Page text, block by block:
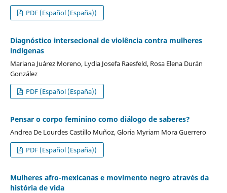
PDF (Español (España))
Diagnóstico intersecional de violência contra mulheres
indígenas
Mariana Juárez Moreno, Lydia Josefa Raesfeld, Rosa Elena Durán
González
PDF (Español (España))
Pensar o corpo feminino como diálogo de saberes?
Andrea De Lourdes Castillo Muñoz, Gloria Myriam Mora Guerrero
PDF (Español (España))
Mulheres afro-mexicanas e movimento negro através da
história de vida